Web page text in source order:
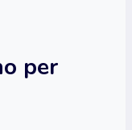
per